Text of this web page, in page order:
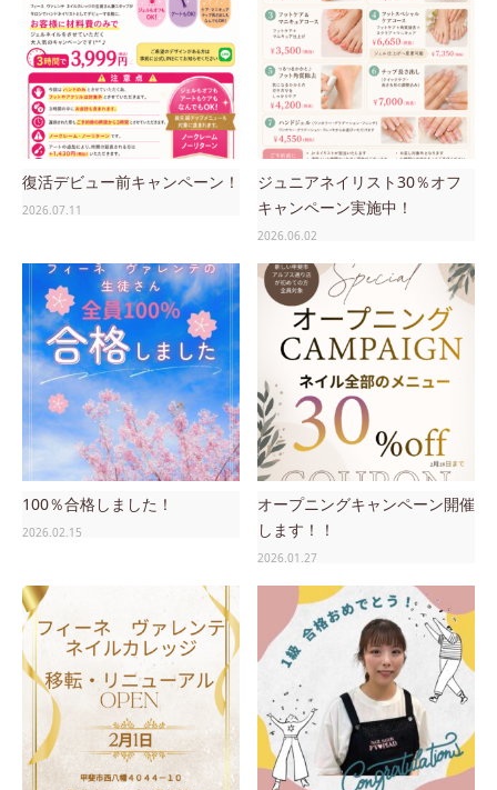
復活デビュー前キャンペーン！
2026.07.11
ジュニアネイリスト30％オフ
キャンペーン実施中！
2026.06.02
100％合格しました！
2026.02.15
オープニングキャンペーン開催
します！！
2026.01.27